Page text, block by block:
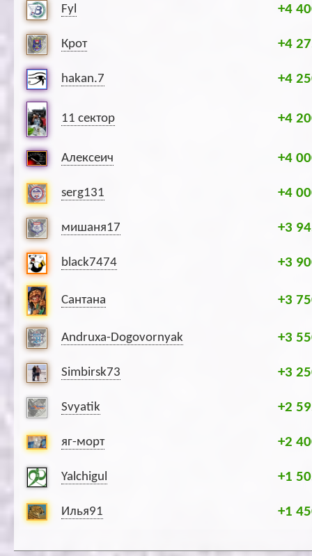
Fyl +4
Крот +4
hakan.7 +4
11 сектор +4
Алексеич +4
serg131 +4
мишаня17 +3
black7474 +3
Сантана +3
Andruxa-Dogovornyak +3
Simbirsk73 +3
Svyatik +2
яг-морт +2
Yalchigul +1
Илья91 +1